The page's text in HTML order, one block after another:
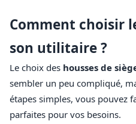
Comment choisir
son utilitaire ?
Le choix des housses de
sembler un peu compliqué,
étapes simples, vous pouvez
parfaites pour vos besoins.